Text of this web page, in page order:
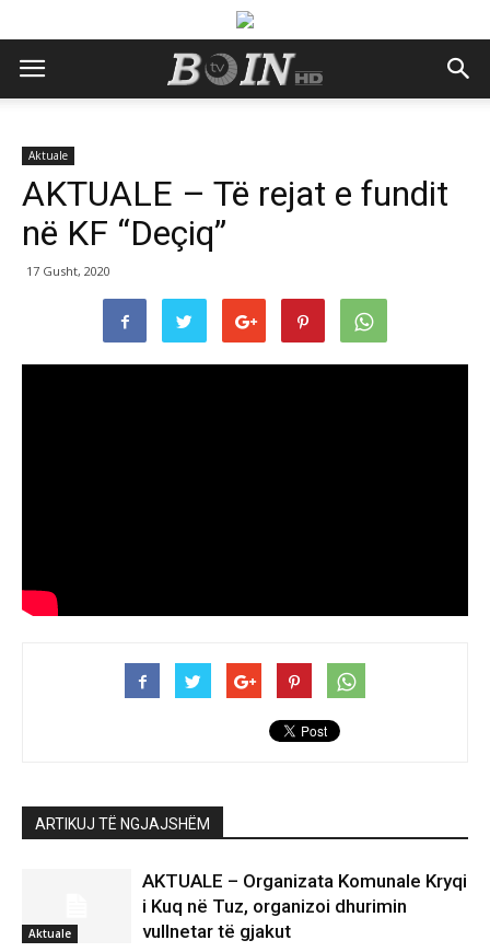
Aktuale
AKTUALE – Të rejat e fundit
në KF “Deçiq”
17 Gusht, 2020
ARTIKUJ TË NGJAJSHËM
Aktuale
AKTUALE – Organizata Komunale Kryqi
i Kuq në Tuz, organizoi dhurimin
vullnetar të gjakut